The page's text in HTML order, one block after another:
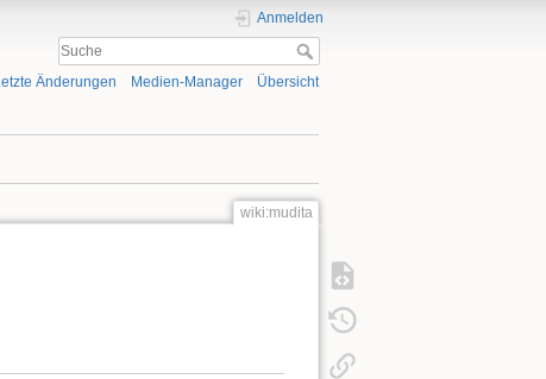
Anmelden
Änderungen Medien-Manager Übersicht
wiki:mudita